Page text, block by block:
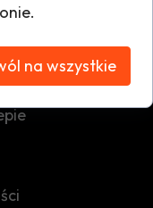
na wszystkie